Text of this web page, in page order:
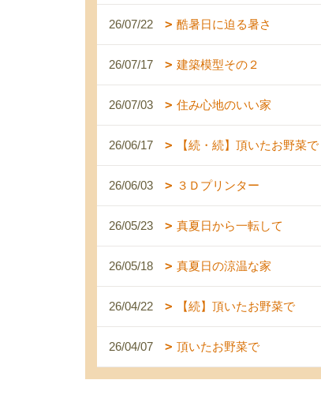
26/07/22 酷暑日に迫る暑さ
26/07/17 建築模型その２
26/07/03 住み心地のいい家
26/06/17 【続・続】頂いたお野菜で
26/06/03 ３Ｄプリンター
26/05/23 真夏日から一転して
26/05/18 真夏日の涼温な家
26/04/22 【続】頂いたお野菜で
26/04/07 頂いたお野菜で